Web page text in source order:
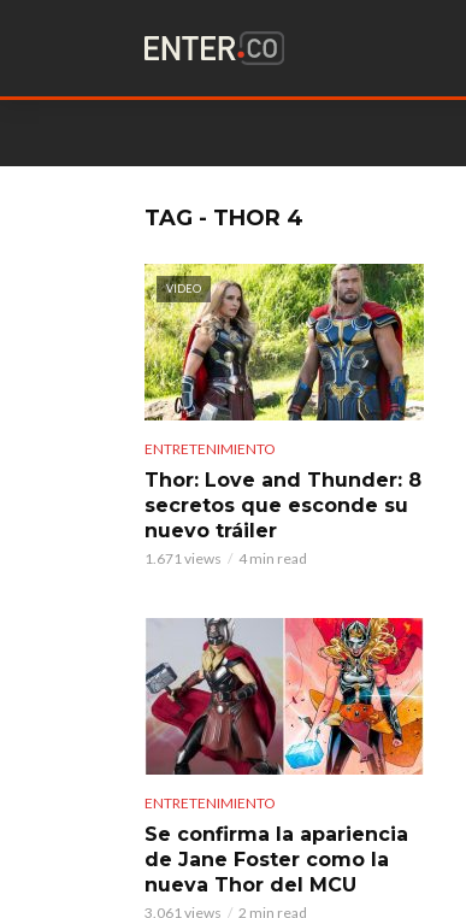
TAG - THOR 4
VIDEO
ENTRETENIMIENTO
Thor: Love and Thunder: 8
secretos que esconde su
nuevo tráiler
1.671 views 4 min read
ENTRETENIMIENTO
Se confirma la apariencia
de Jane Foster como la
nueva Thor del MCU
3.061 views 2 min read